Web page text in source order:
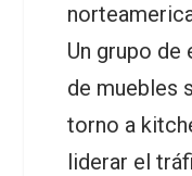
Un grupo de
de muebles
torno a
liderar el